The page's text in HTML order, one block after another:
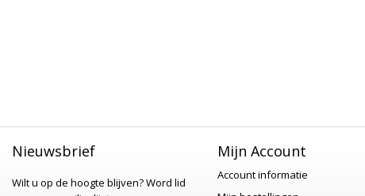
Nieuwsbrief
Wilt u op de hoogte blijven?Word lid
Mijn Account
Account informatie